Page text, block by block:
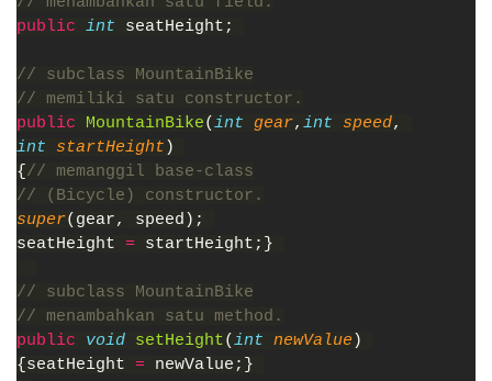
public int seatHeight;
// subclass MountainBike
// memiliki satu constructor.
public
MountainBike(int gear, int speed,
int startHeight )
{ // memanggil base-class
// (Bicycle) constructor.
super(gear, speed);
seatHeight = startHeight;}
// subclass MountainBike
// menambahkan satu method.
public void setHeight(int newValue )
{seatHeight = newValue;}